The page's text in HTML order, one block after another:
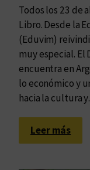
r
a
s
r
g
e
n
t
i
n
Todos los 23 de
Libro. Desde la
(Eduvim)
muy especial. El
encuentra en
lo económico y
hacia la cultura
Leer más:
L